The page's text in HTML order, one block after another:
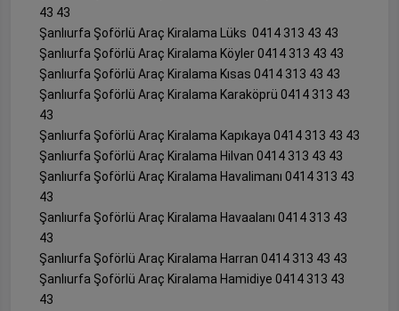
43 43
Şanlıurfa Şoförlü Araç Kiralama Lüks 0414 313 43 43
Şanlıurfa Şoförlü Araç Kiralama Köyler 0414 313 43 43
Şanlıurfa Şoförlü Araç Kiralama Kısas 0414 313 43 43
Şanlıurfa Şoförlü Araç Kiralama Karaköprü 0414 313 43
43
Şanlıurfa Şoförlü Araç Kiralama Kapıkaya 0414 313 43 43
Şanlıurfa Şoförlü Araç Kiralama Hilvan 0414 313 43 43
Şanlıurfa Şoförlü Araç Kiralama Havalimanı 0414 313 43
43
Şanlıurfa Şoförlü Araç Kiralama Havaalanı 0414 313 43
43
Şanlıurfa Şoförlü Araç Kiralama Harran 0414 313 43 43
Şanlıurfa Şoförlü Araç Kiralama Hamidiye 0414 313 43
43